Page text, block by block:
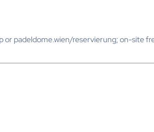
padeldome.wien/reservierung; on-site